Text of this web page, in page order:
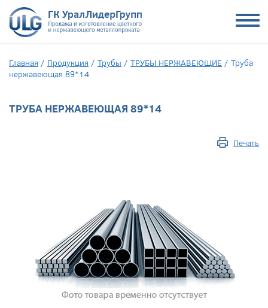
Главная / Продукция / Трубы / ТРУБЫ НЕРЖАВЕЮЩИЕ / Труба
нержавеющая 89*14
ТРУБА НЕРЖАВЕЮЩАЯ 89*14
Печать